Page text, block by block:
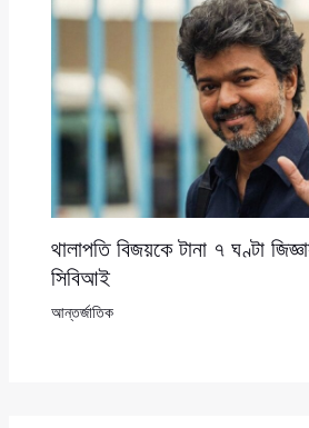
থালাপতি বিজয়কে টানা ৭ ঘণ্টা
সিবিআই
আন্তর্জাতিক